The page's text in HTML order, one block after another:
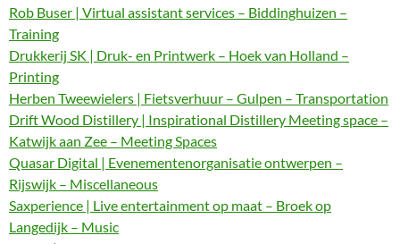
Rob Buser | Virtual assistant services – Biddinghuizen –
Training
Drukkerij SK | Druk- en Printwerk – Hoek van Holland –
Printing
Herben Tweewielers | Fietsverhuur – Gulpen – Transportation
Drift Wood Distillery | Inspirational Distillery Meeting space –
Katwijk aan Zee – Meeting Spaces
Quasar Digital | Evenementenorganisatie ontwerpen –
Rijswijk – Miscellaneous
Saxperience | Live entertainment op maat – Broek op
Langedijk – Music